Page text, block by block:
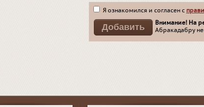
Я ознакомился и согласен с
Внимание! На
Абракадабру